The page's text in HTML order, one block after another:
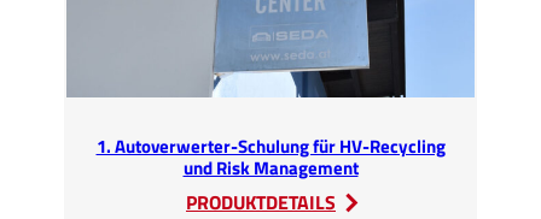
1. Autoverwerter-Schulung für HV-Recycling
und Risk Management
PRODUKTDETAILS
: